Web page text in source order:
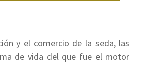
y el comercio de la seda, las
de vida del que fue el motor